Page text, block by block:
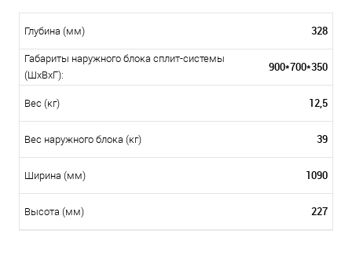
Глубина (мм) 328
Габариты наружного блока сплит-системы
(ШxВxГ):
900*700*350
Вес (кг) 12,5
Вес наружного блока (кг) 39
Ширина (мм) 1090
Высота (мм) 227